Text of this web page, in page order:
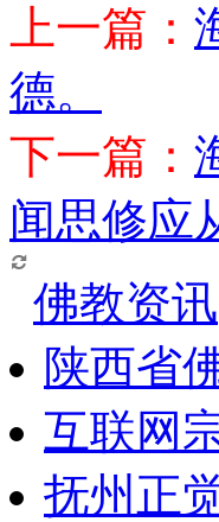
上一篇：
德。
下一篇：
闻思修应
佛教资讯
陕西省
互联网
抚州正